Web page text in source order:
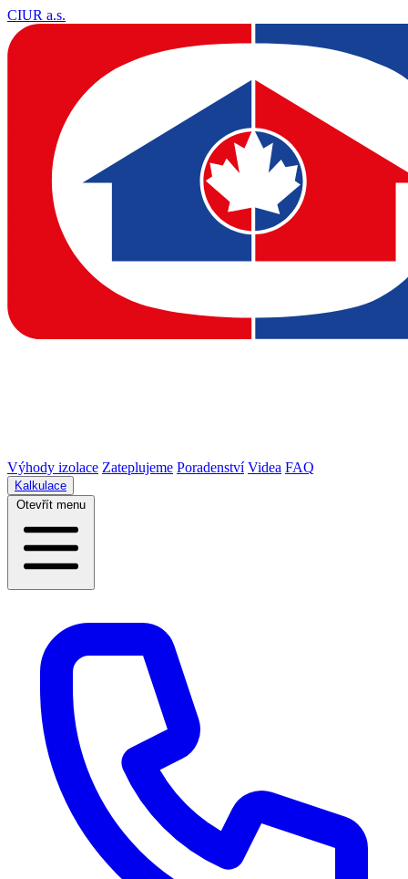
CIUR a.s.
Výhody izolace Zateplujeme Poradenství Videa FAQ
Kalkulace
Otevřít menu